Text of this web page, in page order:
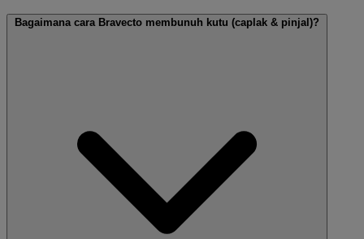
Bagaimana cara Bravecto membunuh kutu (caplak & pinjal)?